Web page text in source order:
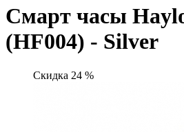
Смарт часы
(HF004) - Silver
Скидка 24 %